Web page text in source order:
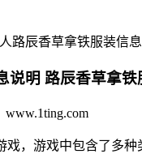
路辰香草拿铁服装信
说明 路辰香草拿铁
www.1ting.com
，游戏中包含了多